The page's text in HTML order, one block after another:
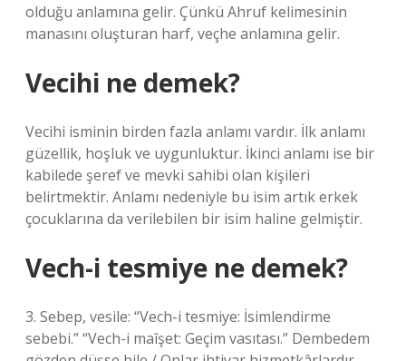
olduğu anlamına gelir. Çünkü Ahruf kelimesinin
manasını oluşturan harf, veçhe anlamına gelir.
Vecihi ne demek?
Vecihi isminin birden fazla anlamı vardır. İlk anlamı
güzellik, hoşluk ve uygunluktur. İkinci anlamı ise bir
kabilede şeref ve mevki sahibi olan kişileri
belirtmektir. Anlamı nedeniyle bu isim artık erkek
çocuklarına da verilebilen bir isim haline gelmiştir.
Vech-i tesmiye ne demek?
3. Sebep, vesile: “Vech-i tesmiye: İsimlendirme
sebebi.” “Vech-i maîşet: Geçim vasıtası.” Dembedem